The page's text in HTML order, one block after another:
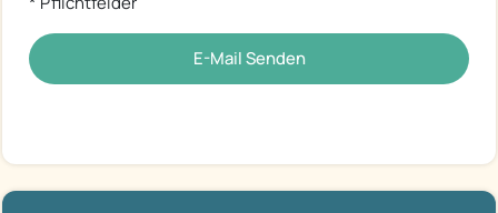
E-Mail Senden